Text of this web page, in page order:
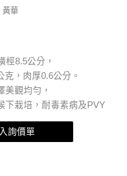
黃華
桱8.5公分，
克，肉厚0.6公分。
美觀均勻，
下栽培，耐毒素病及PVY
詢價單